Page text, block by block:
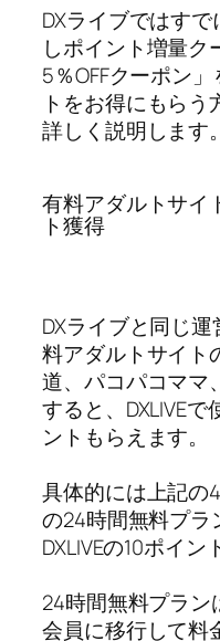
DXライブではす
しポイント増量ク
5％OFFクーポン
トをお得にもら
詳しく説明します。
有料アダルトサイ
ト獲得
DXライブと同じ
料アダルトサイト
道、パコパコママ
すると、DXLIVE
ントもらえます。
具体的には上記の
の24時間無料プラ
DXLIVEの10ポイン
24時間無料プラ
会員に移行して料